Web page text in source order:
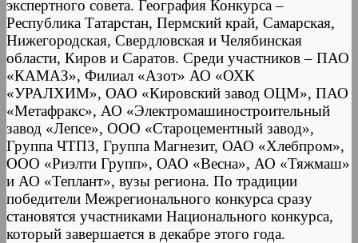
экспертного совета. География Конкурса –
Республика Татарстан, Пермский край, Самарская,
Нижегородская, Свердловская и Челябинская
области, Киров и Саратов. Среди участников – ПАО
«КАМАЗ», Филиал «Азот» АО «ОХК
«УРАЛХИМ», ОАО «Кировский завод ОЦМ», ПАО
«Метафракс», АО «Электромашиностроительный
завод «Лепсе», ООО «Староцементный завод»,
Группа ЧТПЗ, Группа Магнезит, ОАО «Хлебпром»,
ООО «Риэлти Групп», ОАО «Весна», АО «Тяжмаш»
и АО «Теплант», вузы региона. По традиции
победители Межрегионального конкурса сразу
становятся участниками Национального конкурса,
который завершается в декабре этого года.